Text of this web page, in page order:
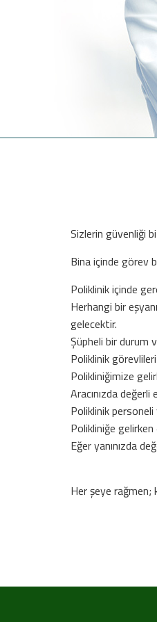
Sizlerin güvenliği
Bina içinde görev
Poliklinik içinde
Herhangi bir
gelecektir.
Şüpheli bir durum
Poliklinik
Polikliniğimize
Aracınızda değerli
Poliklinik
Polikliniğe gelirken
Eğer yanınızda
Her şeye rağmen;